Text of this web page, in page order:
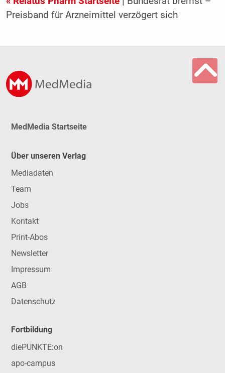
Preisband für Arzneimittel verzögert sich
MedMedia Startseite
Über unseren Verlag
Mediadaten
Team
Jobs
Kontakt
Print-Abos
Newsletter
Impressum
AGB
Datenschutz
Fortbildung
diePUNKTE:on
apo-campus